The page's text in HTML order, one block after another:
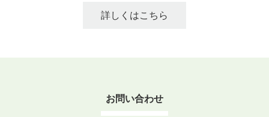
詳しくはこちら
お問い合わせ